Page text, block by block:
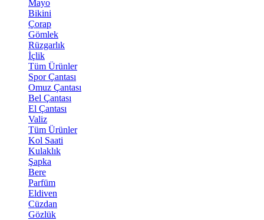
Mayo
Bikini
Çorap
Gömlek
Rüzgarlık
İçlik
Tüm Ürünler
Spor Çantası
Omuz Çantası
Bel Çantası
El Çantası
Valiz
Tüm Ürünler
Kol Saati
Kulaklık
Şapka
Bere
Parfüm
Eldiven
Cüzdan
Gözlük